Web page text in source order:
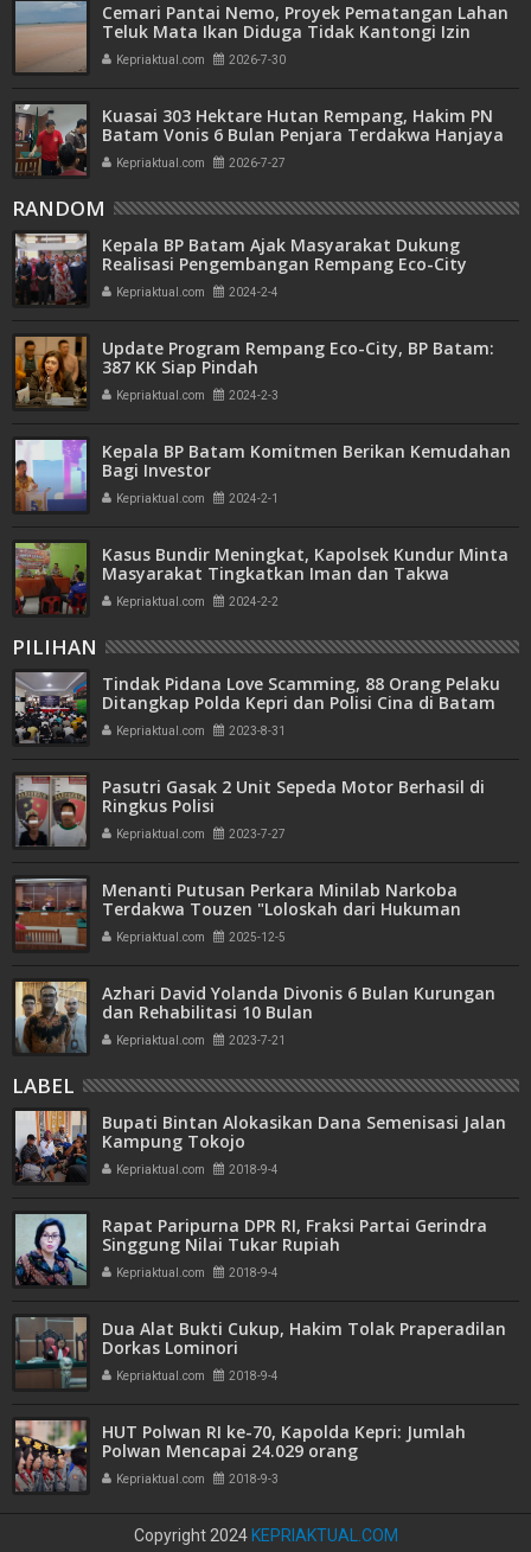
Cemari Pantai Nemo, Proyek Pematangan Lahan
Teluk Mata Ikan Diduga Tidak Kantongi Izin
Amdal
Kepriaktual.com 2026-7-30
Kuasai 303 Hektare Hutan Rempang, Hakim PN
Batam Vonis 6 Bulan Penjara Terdakwa Hanjaya
Kepriaktual.com 2026-7-27
RANDOM
Kepala BP Batam Ajak Masyarakat Dukung
Realisasi Pengembangan Rempang Eco-City
Kepriaktual.com 2024-2-4
Update Program Rempang Eco-City, BP Batam:
387 KK Siap Pindah
Kepriaktual.com 2024-2-3
Kepala BP Batam Komitmen Berikan Kemudahan
Bagi Investor
Kepriaktual.com 2024-2-1
Kasus Bundir Meningkat, Kapolsek Kundur Minta
Masyarakat Tingkatkan Iman dan Takwa
Kepriaktual.com 2024-2-2
PILIHAN
Tindak Pidana Love Scamming, 88 Orang Pelaku
Ditangkap Polda Kepri dan Polisi Cina di Batam
Kepriaktual.com 2023-8-31
Pasutri Gasak 2 Unit Sepeda Motor Berhasil di
Ringkus Polisi
Kepriaktual.com 2023-7-27
Menanti Putusan Perkara Minilab Narkoba
Terdakwa Touzen "Loloskah dari Hukuman
Seumur Hidup atau Mati"
Kepriaktual.com 2025-12-5
Azhari David Yolanda Divonis 6 Bulan Kurungan
dan Rehabilitasi 10 Bulan
Kepriaktual.com 2023-7-21
LABEL
Bupati Bintan Alokasikan Dana Semenisasi Jalan
Kampung Tokojo
Kepriaktual.com 2018-9-4
Rapat Paripurna DPR RI, Fraksi Partai Gerindra
Singgung Nilai Tukar Rupiah
Kepriaktual.com 2018-9-4
Dua Alat Bukti Cukup, Hakim Tolak Praperadilan
Dorkas Lominori
Kepriaktual.com 2018-9-4
HUT Polwan RI ke-70, Kapolda Kepri: Jumlah
Polwan Mencapai 24.029 orang
Kepriaktual.com 2018-9-3
Copyright 2024 KEPRIAKTUAL.COM